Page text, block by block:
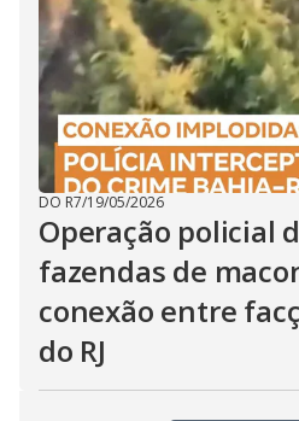
DO R7/19/05/2026
Operação policial
fazendas de
conexão entre
do RJ